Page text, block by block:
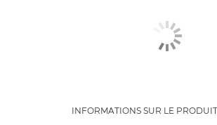
INFORMATIONS SUR LE PRODUIT